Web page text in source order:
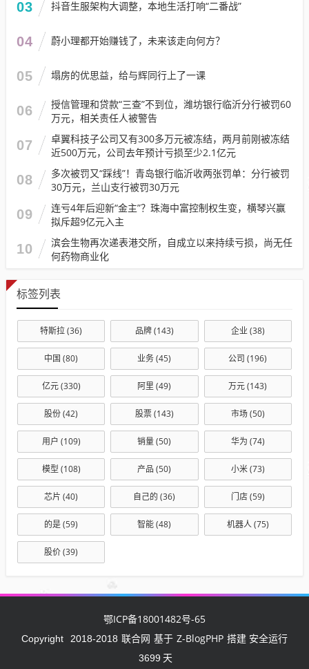
03 抖音生服架构大调整，本地生活打响“二番战”
04 蔚小理都开始赚钱了，未来该走向何方？
05 塌房的优思益，给与辉同行上了一课
06
授信管理和贷款“三查”不到位，潍坊银行临沂分行被罚60
万元，相关责任人被警告
07
卓翼科技子公司又有300多万元被冻结，两月前刚被冻结
近500万元，公司去年预计亏损至少2.1亿元
08
多次被罚又“踩线”！青岛银行临沂收两张罚单：分行被罚
30万元，兰山支行被罚30万元
09
连亏4年后迎新“金主”？珠海中富控制权生变，横琴兴赢
拟斥超9亿元入主
10
滨会生物再次递表港交所，自成立以来持续亏损，尚无任
何药物商业化
标签列表
特斯拉(36) 品牌(143) 企业(38)
中国 (80) 业务(45) 公司 (196)
亿元(330) 阿里 (49) 万元(143)
股份(42) 股票(143) 市场(50)
用户 (109) 销量(50) 华为 (74)
模型 (108) 产品 (50) 小米(73)
芯片 (40) 自己的 (36) 门店(59)
的是(59) 智能(48) 机器人(75)
股价(39)
鄂ICP备18001482号-65
Copyright 2018-2018 联合网 基于 Z-BlogPHP 搭建 安全运行
3699 天